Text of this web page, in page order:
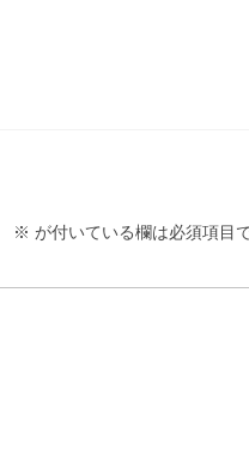
※ が付いている欄は必須項目